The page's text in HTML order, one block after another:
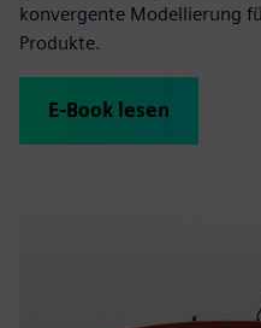
konvergente Modellierung
Produkte.
E-Book lesen